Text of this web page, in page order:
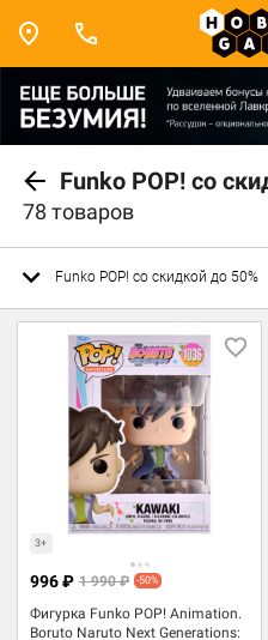
Funko POP! со
78 товаров
Funko POP! со скидкой до 50%
3+
Фигурка Funko POP! Animation.
Boruto Naruto Next Generations:
996 ₽ 1 990 ₽ -50%